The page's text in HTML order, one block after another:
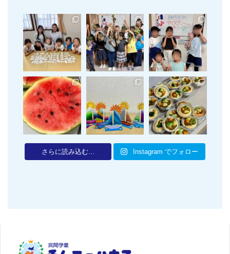
さらに読み込む... Instagram でフォロー